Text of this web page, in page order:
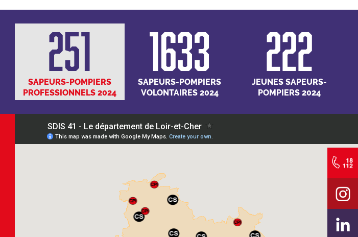
251
SAPEURS-POMPIERS
PROFESSIONNELS 2024
1633
SAPEURS-POMPIERS
VOLONTAIRES 2024
222
JEUNES SAPEURS-
POMPIERS 2024